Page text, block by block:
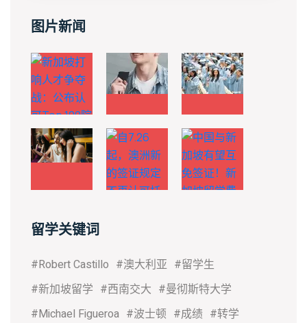
图片新闻
留学关键词
#Robert Castillo #澳大利亚 #留学生
#新加坡留学 #西南交大 #曼彻斯特大学
#Michael Figueroa #波士顿 #成绩 #转学